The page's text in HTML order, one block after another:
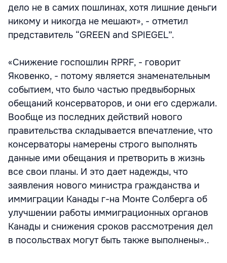
дело не в самих пошлинах, хотя лишние деньги
никому и никогда не мешают», - отметил
представитель “GREEN and SPIEGEL”.
«Снижение госпошлин RPRF, - говорит
Яковенко, - потому является знаменательным
событием, что было частью предвыборных
обещаний консерваторов, и они его сдержали.
Вообще из последних действий нового
правительства складывается впечатление, что
консерваторы намерены строго выполнять
данные ими обещания и претворить в жизнь
все свои планы. И это дает надежды, что
заявления нового министра гражданства и
иммиграции Канады г-на Монте Солберга об
улучшении работы иммиграционных органов
Канады и снижения сроков рассмотрения дел
в посольствах могут быть также выполнены»..